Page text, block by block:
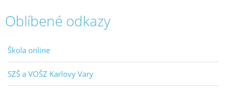
Oblíbené odkazy
Škola online
SZŠ a VOŠZ Karlovy Vary